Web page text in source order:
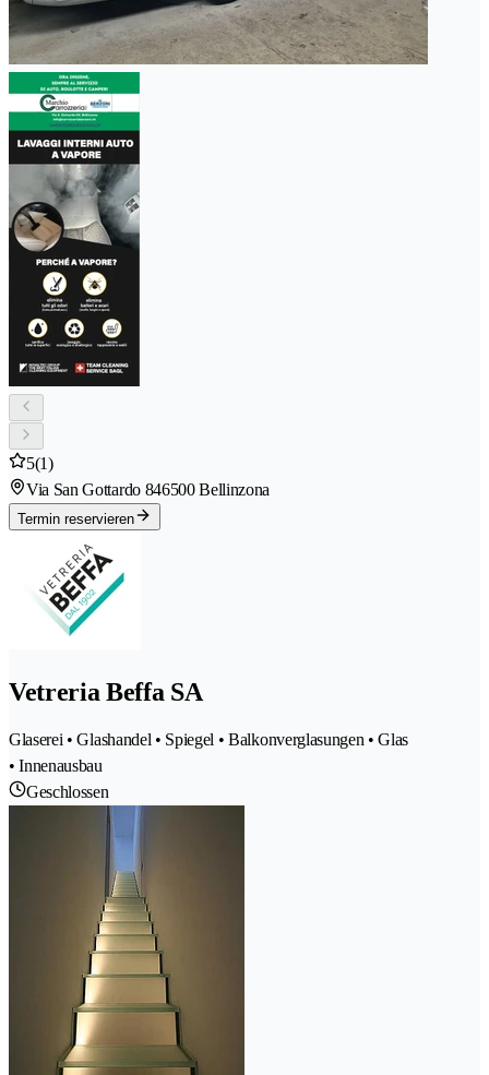
5(1)
Via San Gottardo 846500 Bellinzona
Termin reservieren
Vetreria Beffa SA
Glaserei • Glashandel • Spiegel • Balkonverglasungen • Glas
• Innenausbau
Geschlossen